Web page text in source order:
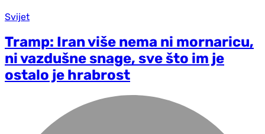
Svijet
Tramp: Iran više nema ni mornaricu,
ni vazdušne snage, sve što im je
ostalo je hrabrost